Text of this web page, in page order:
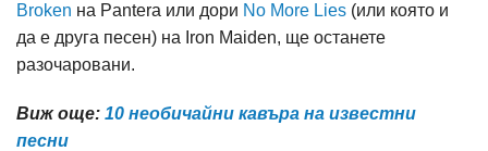
Broken на Pantera или дори No More Lies (или която и
да е друга песен) на Iron Maiden, ще останете
разочаровани.
Виж още: 10 необичайни кавъра на известни
песни